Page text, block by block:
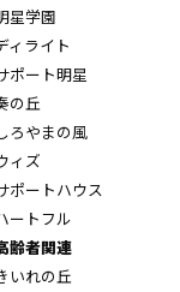
星学園
ィライト
ポート明星
の丘
ろやまの風
ィズ
ポートハウス
ートフル
齢者関連
いれの丘